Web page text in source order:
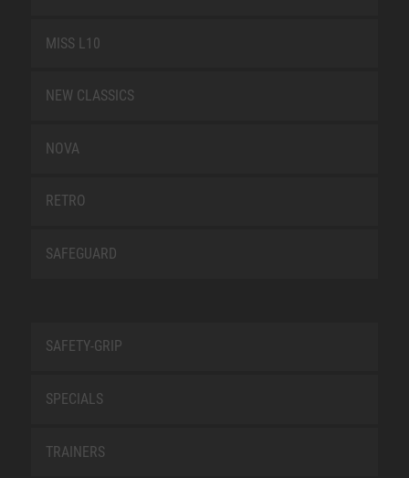
MISS L10
NEW CLASSICS
NOVA
RETRO
SAFEGUARD
SAFETY-GRIP
SPECIALS
TRAINERS